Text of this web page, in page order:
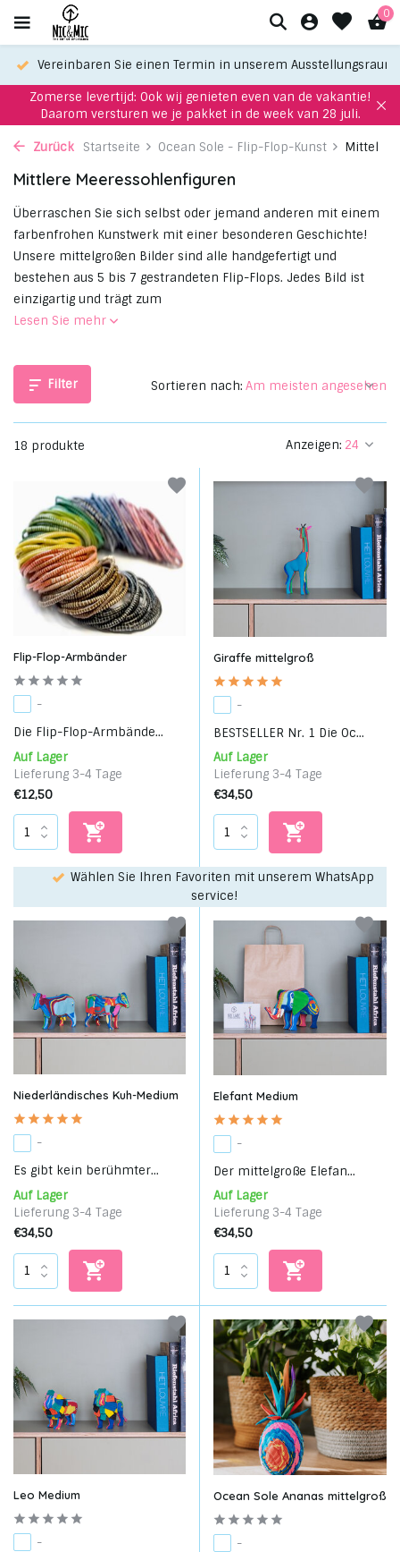
0
Wählen Sie Ihren Favoriten mit unserem WhatsApp-service!
Zomerse levertijd: Ook wij genieten even van de vakantie!
Daarom versturen we je pakket in de week van 28 juli.
Zurück Startseite Ocean Sole - Flip-Flop-Kunst Mittel
Mittlere Meeressohlenfiguren
Überraschen Sie sich selbst oder jemand anderen mit einem
farbenfrohen Kunstwerk mit einer besonderen Geschichte!
Unsere mittelgroßen Bilder sind alle handgefertigt und
bestehen aus 5 bis 7 gestrandeten Flip-Flops. Jedes Bild ist
einzigartig und trägt zum
Lesen Sie mehr
Filter
18 produkte Anzeigen:
Sortieren nach:
Flip-Flop-Armbänder
-
Die Flip-Flop-Armbände...
Auf Lager
Lieferung 3-4 Tage
€12,50
Giraffe mittelgroß
-
BESTSELLER Nr. 1 Die Oc...
Auf Lager
Lieferung 3-4 Tage
€34,50
Wählen Sie Ihren Favoriten mit unserem WhatsApp-
service!
Niederländisches Kuh-Medium
-
Es gibt kein berühmter...
Auf Lager
Lieferung 3-4 Tage
€34,50
Elefant Medium
-
Der mittelgroße Elefan...
Auf Lager
Lieferung 3-4 Tage
€34,50
Leo Medium
-
Ocean Sole Ananas mittelgroß
-